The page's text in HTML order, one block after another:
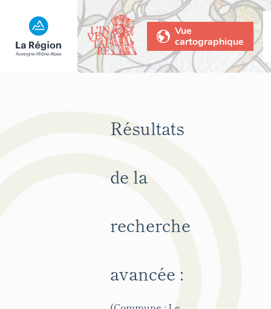
Vue
cartographique
Résultats
de la
recherche
avancée :